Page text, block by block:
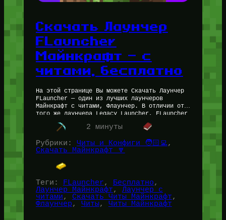
Скачать Лаунчер
FLauncher
Майнкрафт — с
читами, бесплатно
На этой странице Вы можете Скачать Лаунчер
FLauncher — один из лучших лаунчеров
Майнкрафт с читами, Флаунчер. В отличии от
того же лаунчера Legacy Launcher, FLauncher
из коробки предоставляет множество…
2 минуты
Рубрики: Читы и Конфиги 🧑🏻‍💻
Скачать Майнкрафт 🔽
Теги: FLauncher, Бесплатно
Лаунчер Майнкрафт, Лаунчер с
читами, Скачать Читы Майнкрафт
Флаунчер, Читы, Читы Майнкрафт